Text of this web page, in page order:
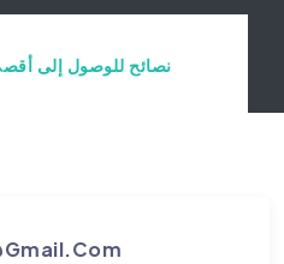
نصائح للوصول إلى